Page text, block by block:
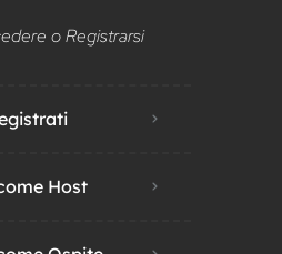
o Registrarsi
Host